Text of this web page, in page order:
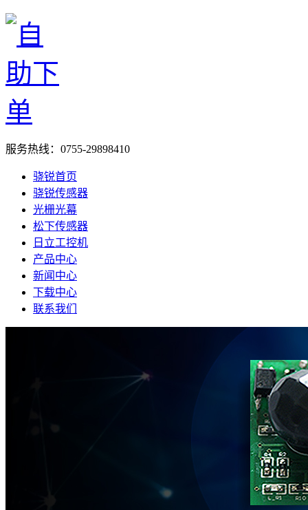
服务热线： 0755-29898410
骁锐首页
骁锐传感器
光栅光幕
松下传感器
日立工控机
产品中心
新闻中心
下载中心
联系我们